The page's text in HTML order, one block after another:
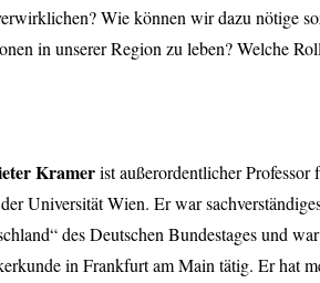
Wie können wir dazu nötige
in unserer Region zu leben? Welche
Kramerist außerordentlicher
Universität Wien. Er war
des Deutschen Bundestages und
in Frankfurt am Main tätig. Er hat